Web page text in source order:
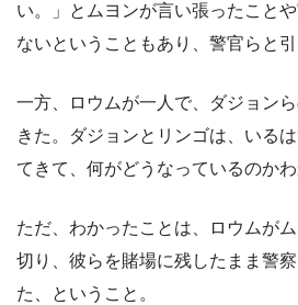
い。」とムヨンが言い張ったこと
ないということもあり、警官らと引
一方、ロウムが一人で、ダジョン
きた。ダジョンとリンゴは、いる
てきて、何がどうなっているのかわ
ただ、わかったことは、ロウムが
切り、彼らを賭場に残したまま警
た、ということ。